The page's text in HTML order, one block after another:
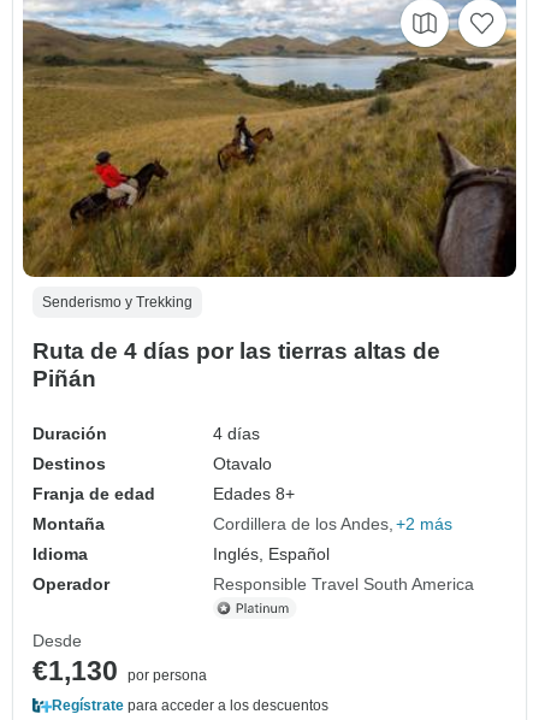
Senderismo y Trekking
Ruta de 4 días por las tierras altas de
Piñán
Duración
4 días
Destinos
Otavalo
Franja de edad
Edades 8+
Montaña
Cordillera de los Andes +2 más
Idioma
Inglés, Español
Operador
Responsible Travel South America
Desde
€1,130
por persona
Regístrate para acceder a los descuentos